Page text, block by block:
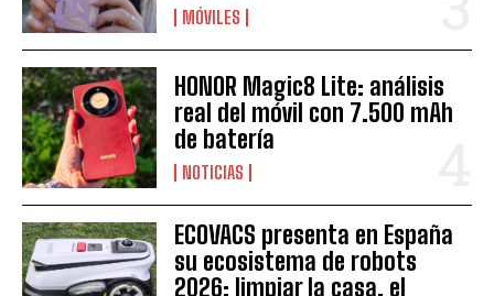
MÓVILES
HONOR Magic8 Lite: análisis
real del móvil con 7.500 mAh
de batería
NOTICIAS
ECOVACS presenta en España
su ecosistema de robots
2026: limpiar la casa, el